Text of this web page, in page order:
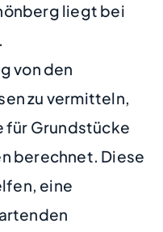
liegt bei
von den
zu vermitteln,
für Grundstücke
berechnet. Diese
eine